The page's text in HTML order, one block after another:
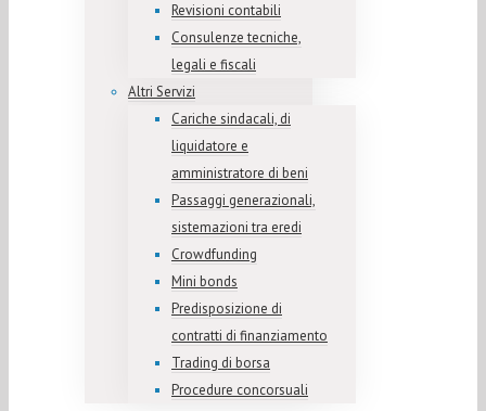
Revisioni contabili
Consulenze tecniche,
legali e fiscali
Altri Servizi
Cariche sindacali, di
liquidatore e
amministratore di beni
Passaggi generazionali,
sistemazioni tra eredi
Crowdfunding
Mini bonds
Predisposizione di
contratti di finanziamento
Trading di borsa
Procedure concorsuali